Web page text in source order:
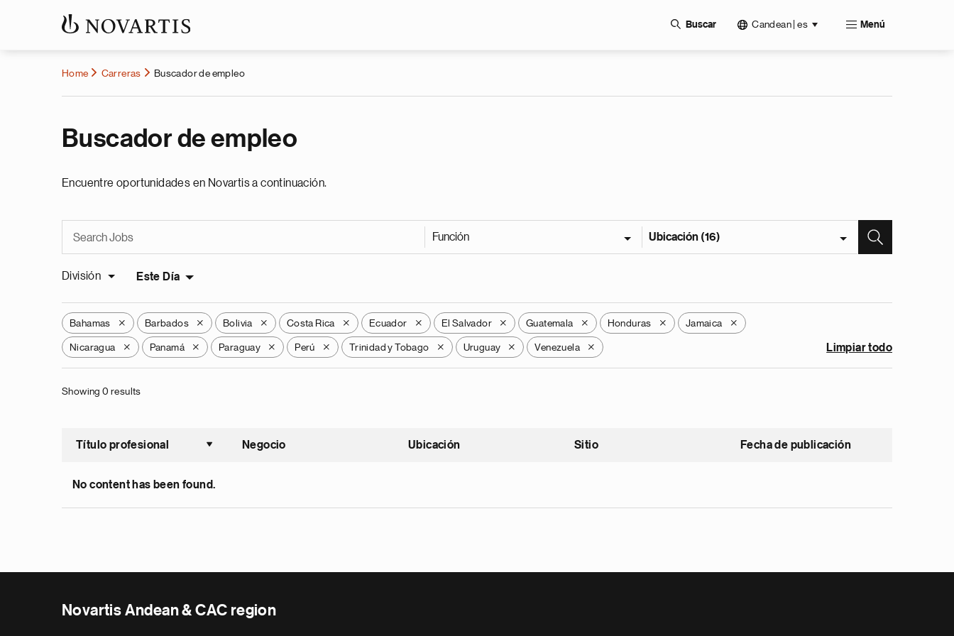
Buscar Candean | es Menú
Home Carreras Buscador de empleo
Buscador de empleo
Encuentre oportunidades en Novartis a continuación.
Función Ubicación (16)
División Este Día
Bahamas X Barbados X Bolivia X Costa Rica X Ecuador X El Salvador X Guatemala X Honduras X Jamaica X
Nicaragua X Panamá X Paraguay X Perú X Trinidad y Tobago X Uruguay X Venezuela X Limpiar todo
Showing 0 results
Título profesional
Ordenar ascendente
Negocio Ubicación Sitio Fecha de publicación
No content has been found.
Novartis Andean & CAC region